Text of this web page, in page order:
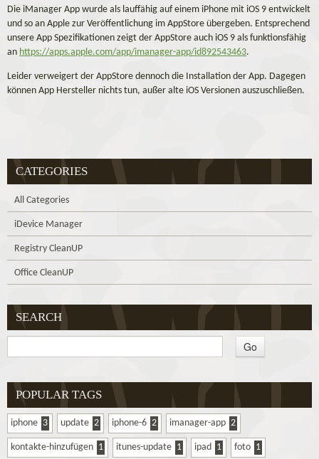
Die iManager App wurde als lauffähig auf einem iPhone mit iOS 9 entwickelt
und so an Apple zur Veröffentlichung im AppStore übergeben. Entsprechend
unsere App Spezifikationen zeigt der AppStore auch iOS 9 als funktionsfähig
an https://apps.apple.com/app/imanager-app/id892543463.
Leider verweigert der AppStore dennoch die Installation der App. Dagegen
können App Hersteller nichts tun, außer alte iOS Versionen auszuschließen.
CATEGORIES
All Categories
iDevice Manager
Registry CleanUP
Office CleanUP
SEARCH
POPULAR TAGS
iphone 3 update 2 iphone-6 2 imanager-app 2
kontakte-hinzufügen 1 itunes-update 1 ipad 1 foto 1